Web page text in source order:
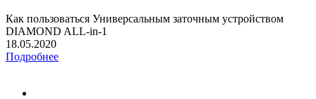
Как пользоваться Универсальным заточным устройством
DIAMOND ALL-in-1
18.05.2020
Подробнее